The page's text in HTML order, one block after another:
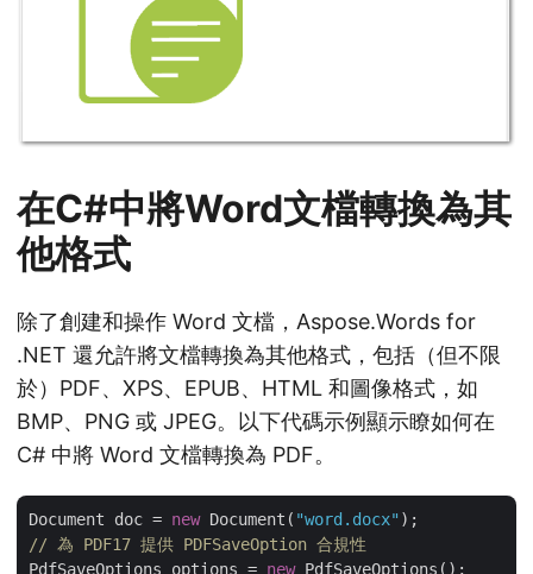
在C#中將Word文檔轉換為其
他格式
除了創建和操作 Word 文檔，Aspose.Words for
.NET 還允許將文檔轉換為其他格式，包括（但不限
於）PDF、XPS、EPUB、HTML 和圖像格式，如
BMP、PNG 或 JPEG。以下代碼示例顯示瞭如何在
C# 中將 Word 文檔轉換為 PDF。
Document doc = new Document( "word.docx"
// 為 PDF17 提供 PDFSaveOption 合規性
PdfSaveOptions options = new PdfSaveOptions();